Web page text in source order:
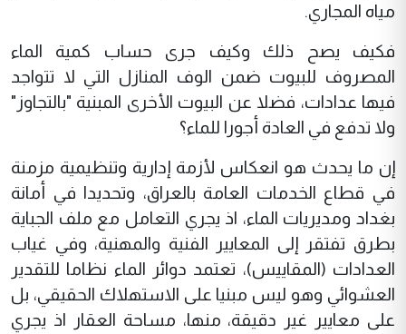
مياه المجاري.
فكيف يصح ذلك وكيف جرى حساب كمية الماء
المصروف للبيوت ضمن الوف المنازل التي لا تتواجد
فيها عدادات، فضلا عن البيوت الأخرى المبنية "بالتجاوز"
ولا تدفع في العادة أجورا للماء؟
إن ما يحدث هو انعكاس لأزمة إدارية وتنظيمية مزمنة
في قطاع الخدمات العامة بالعراق، وتحديدا في أمانة
بغداد ومديريات الماء، اذ يجري التعامل مع ملف الجباية
بطرق تفتقر إلى المعايير الفنية والمهنية، وفي غياب
العدادات (المقاييس)، تعتمد دوائر الماء نظاما للتقدير
العشوائي وهو ليس مبنيا على الاستهلاك الحقيقي، بل
على معايير غير دقيقة، منها، مساحة العقار اذ يجري